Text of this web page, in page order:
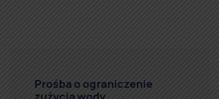
Prośba o ograniczenie